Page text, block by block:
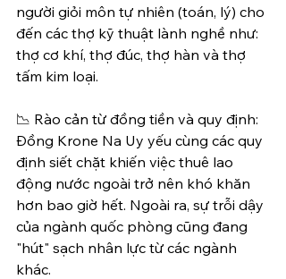
người giỏi môn tự nhiên (toán, lý) cho
đến các thợ kỹ thuật lành nghề như:
thợ cơ khí, thợ đúc, thợ hàn và thợ
tấm kim loại.
📉 Rào cản từ đồng tiền và quy định:
Đồng Krone Na Uy yếu cùng các quy
định siết chặt khiến việc thuê lao
động nước ngoài trở nên khó khăn
hơn bao giờ hết. Ngoài ra, sự trỗi dậy
của ngành quốc phòng cũng đang
"hút" sạch nhân lực từ các ngành
khác.